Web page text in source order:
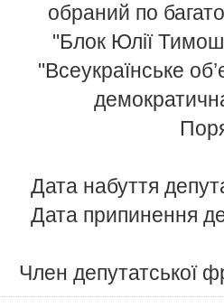
обраний по
"Блок Юлії
"Всеукраїнське
Дата набуття
Дата припинення
Член депутатської